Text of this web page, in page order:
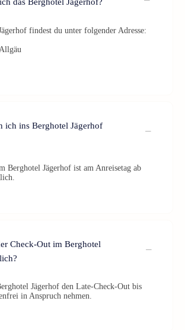
findest du unter folgender Adresse:
ich ins Berghotel Jägerhof
Berghotel Jägerhof ist am Anreisetag ab
Check-Out im Berghotel
Jägerhof den Late-Check-Out bis
in Anspruch nehmen.